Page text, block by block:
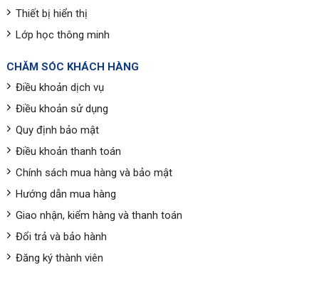
Thiết bị hiển thị
Lớp học thông minh
CHĂM SÓC KHÁCH HÀNG
Điều khoản dịch vụ
Điều khoản sử dụng
Quy định bảo mật
Điều khoản thanh toán
Chính sách mua hàng và bảo mật
Hướng dẫn mua hàng
Giao nhận, kiểm hàng và thanh toán
Đổi trả và bảo hành
Đăng ký thành viên